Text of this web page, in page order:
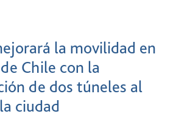
la movilidad en
Chile con la
de dos túneles al
ciudad